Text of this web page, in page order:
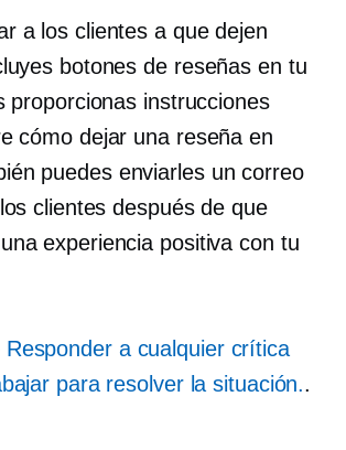
a los clientes a que dejen
botones de reseñas en tu
proporcionas instrucciones
cómo dejar una reseña en
puedes enviarles un correo
clientes después de que
experiencia positiva con tu
Responder a cualquier crítica
para resolver la situación..